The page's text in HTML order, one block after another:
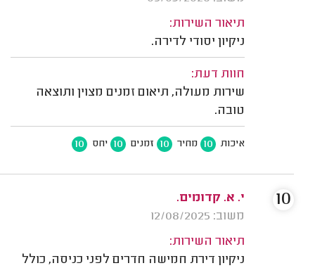
תיאור השירות:
ניקיון יסודי לדירה.
חוות דעת:
שירות מעולה, תיאום זמנים מצוין ותוצאה
טובה.
איכות 10 מחיר 10 זמנים 10 יחס 10
י. א. קדומים.
משוב: 12/08/2025
תיאור השירות:
ניקיון דירת חמישה חדרים לפני כניסה, כולל
10